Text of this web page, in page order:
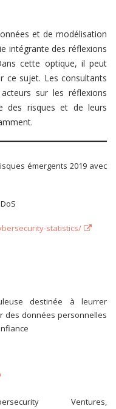
et de modélisation
intégrante des réflexions
cette optique, il peut
ce sujet. Les consultants
sur les réflexions
des risques et de leurs
émergents 2019 avec
statistics/
destinée à leurrer
des données personnelles
Ventures,